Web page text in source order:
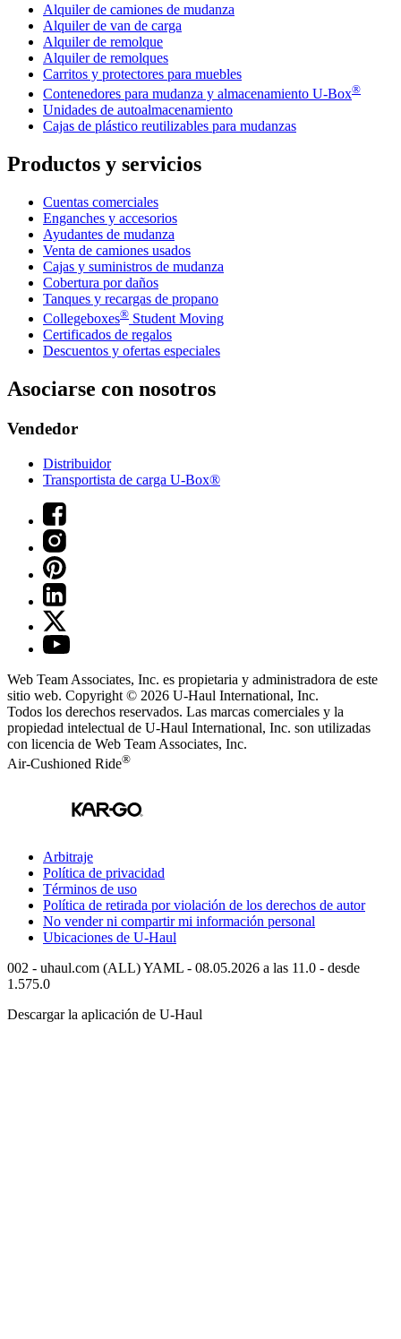
Alquiler de camiones de mudanza
Alquiler de van de carga
Alquiler de remolque
Alquiler de remolques
Carritos y protectores para muebles
Contenedores para mudanza y almacenamiento U-Box®
Unidades de autoalmacenamiento
Cajas de plástico reutilizables para mudanzas
Productos y servicios
Cuentas comerciales
Enganches y accesorios
Ayudantes de mudanza
Venta de camiones usados
Cajas y suministros de mudanza
Cobertura por daños
Tanques y recargas de propano
Collegeboxes® Student Moving
Certificados de regalos
Descuentos y ofertas especiales
Asociarse con nosotros
Vendedor
Distribuidor
Transportista de carga U-Box®
Web Team Associates, Inc. es propietaria y administradora de este
sitio web. Copyright © 2026 U-Haul International, Inc.
Todos los derechos reservados. Las marcas comerciales y la
propiedad intelectual de U-Haul International, Inc. son utilizadas
con licencia de Web Team Associates, Inc.
Air-Cushioned Ride®
Arbitraje
Política de privacidad
Términos de uso
Política de retirada por violación de los derechos de autor
No vender ni compartir mi información personal
Ubicaciones de U-Haul
002 - uhaul.com (ALL) YAML - 08.05.2026 a las 11.0 - desde
1.575.0
Descargar la aplicación de U-Haul